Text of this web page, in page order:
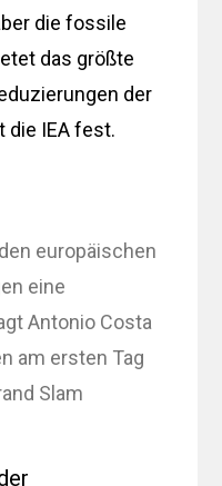
die fossile
das größte
der
die IEA fest.
europäischen
eine
Antonio Costa
am ersten Tag
Slam